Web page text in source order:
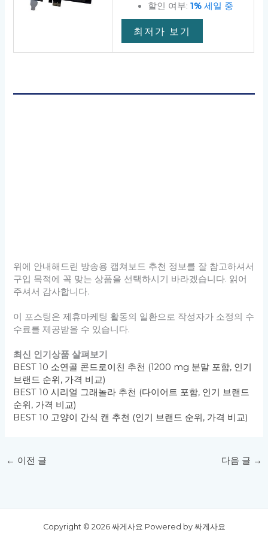
할인 여부: 1%세일 중
최저가 보기
위에 안내해드린 방송용 캡쳐보드 추천 정보를 잘 참고하셔서
구입 목적에 꼭 맞는 상품을 선택하시기 바라겠습니다. 읽어
주셔서 감사합니다.
이 포스팅은 제휴마케팅 활동의 일환으로 작성자가 소정의 수
수료를 제공받을 수 있습니다.
최신 인기상품 살펴보기
BEST 10 소연골 콘드로이친 추천 (1200 mg 분말 포함, 인기
브랜드 순위, 가격 비교)
BEST 10 시리얼 그래놀라 추천 (다이어트 포함, 인기 브랜드
순위, 가격 비교)
BEST 10 고양이 간식 캔 추천 (인기 브랜드 순위, 가격 비교)
← 이전 글 다음 글 →
Copyright © 2026 싸게사요 Powered by 싸게사요